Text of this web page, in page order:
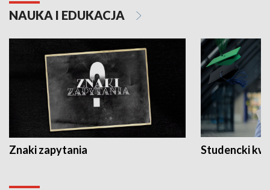
NAUKA I EDUKACJA
Znaki zapytania Studencki